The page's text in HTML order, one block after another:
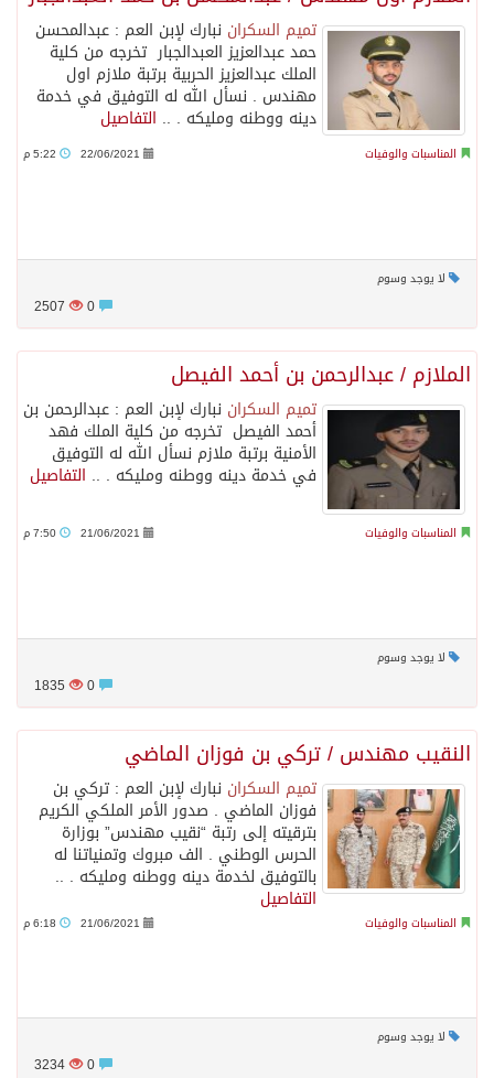
تميم السكران نبارك لإبن العم : عبدالمحسن
حمد عبدالعزيز العبدالجبار تخرجه من كلية
الملك عبدالعزيز الحربية برتبة ملازم اول
مهندس . نسأل الله له التوفيق في خدمة
دينه ووطنه ومليكه . .. التفاصيل
المناسبات والوفيات 22/06/2021
لا يوجد وسوم
2507
الملازم / عبدالرحمن بن أحمد الفيصل
تميم السكران نبارك لإبن العم : عبدالرحمن بن
أحمد الفيصل تخرجه من كلية الملك فهد
الأمنية برتبة ملازم نسأل الله له التوفيق
في خدمة دينه ووطنه ومليكه . .. التفاصيل
المناسبات والوفيات 21/06/2021
لا يوجد وسوم
1835
النقيب مهندس / تركي بن فوزان الماضي
تميم السكران ‏نبارك لإبن العم : تركي بن
فوزان الماضي . صدور الأمر الملكي الكريم
بترقيته إلى رتبة “نقيب مهندس” بوزارة
الحرس الوطني . ‏الف مبروك وتمنياتنا له
بالتوفيق لخدمة دينه ووطنه ومليكه . ..
التفاصيل
المناسبات والوفيات 21/06/2021
لا يوجد وسوم
3234